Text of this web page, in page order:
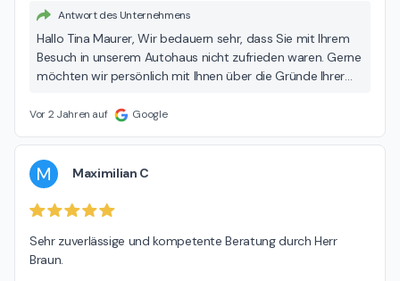
Antwort des Unternehmens
Hallo Tina Maurer, Wir bedauern sehr, dass Sie mit Ihrem
Besuch in unserem Autohaus nicht zufrieden waren. Gerne
möchten wir persönlich mit Ihnen über die Gründe Ihrer
sprechen. Daher würden wir uns über Ihre
gruppe.de sehr freuen. Viele Grüße, Ihr Team der Hedin
Automotive
Vor 2 Jahren auf Google
M Maximilian C
Sehr zuverlässige und kompetente Beratung durch Herr
Braun.